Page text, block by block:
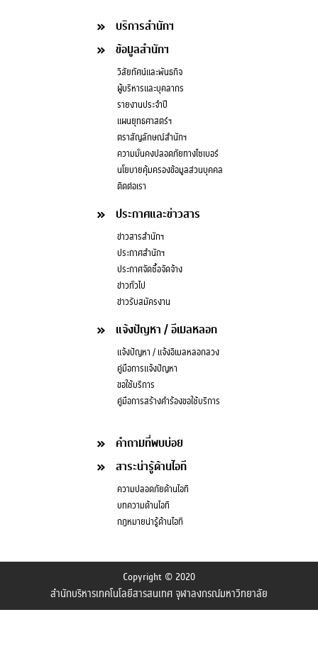
บริการสำนักฯ
ข้อมูลสำนักฯ
วิสัยทัศน์และพันธกิจ
ผู้บริหารและบุคลากร
รายงานประจำปี
แผนยุทธศาสตร์ฯ
ตราสัญลักษณ์สำนักฯ
ความมั่นคงปลอดภัยทางไซเบอร์
นโยบายคุ้มครองข้อมูลส่วนบุคคล
ติดต่อเรา
ประกาศและข่าวสาร
ข่าวสารสำนักฯ
ประกาศสำนักฯ
ประกาศจัดซื้อจัดจ้าง
ข่าวทั่วไป
ข่าวรับสมัครงาน
แจ้งปัญหา / อีเมลหลอก
แจ้งปัญหา / แจ้งอีเมลหลอกลวง
คู่มือการแจ้งปัญหา
ขอใช้บริการ
คู่มือการสร้างคำร้องขอใช้บริการ
คำถามที่พบบ่อย
สาระน่ารู้ด้านไอที
ความปลอดภัยด้านไอที
บทความด้านไอที
กฎหมายน่ารู้ด้านไอที
Copyright © 2020
สำนักบริหารเทคโนโลยีสารสนเทศ จุฬาลงกรณ์มหาวิทยาลัย